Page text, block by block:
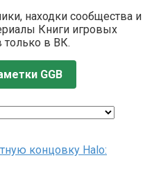
находки сообщества и
Книги игровых
только в ВК.
GGB
концовку Halo: